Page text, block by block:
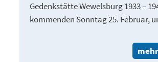
Gedenkstätte Wewelsburg 1933 –
kommenden Sonntag 25. Februar,